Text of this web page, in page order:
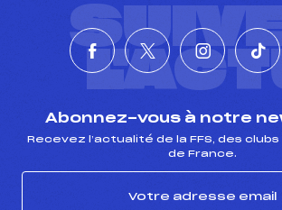
Abonnez-vous à notre
Recevez l’actualité de la FFS, des
de France.